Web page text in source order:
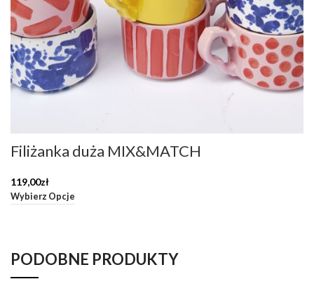
Filiżanka duża MIX&MATCH
119,00zł
Wybierz Opcje
PODOBNE PRODUKTY